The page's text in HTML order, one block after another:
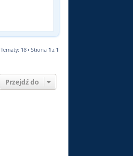
Tematy: 18 • Strona 1 z 1
Przejdź do